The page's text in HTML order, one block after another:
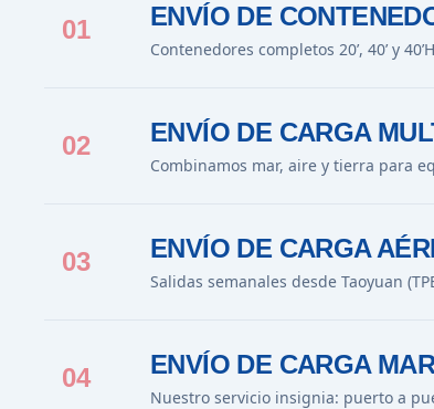
01 ENVÍO DE
Contenedores completos 20’, 40’ y
02 ENVÍO DE CARGA
Combinamos mar, aire y tierra para
03 ENVÍO DE CARGA
Salidas semanales desde Taoyuan
04 ENVÍO DE CARGA
Nuestro servicio insignia: puerto a